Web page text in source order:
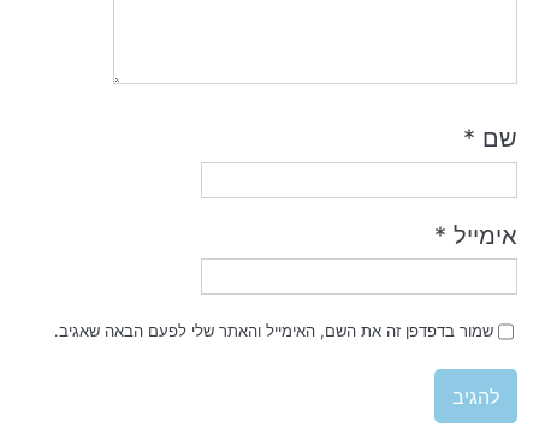
שם *
אימייל *
שמור בדפדפן זה את השם, האימייל והאתר שלי לפעם הבאה שאגיב.